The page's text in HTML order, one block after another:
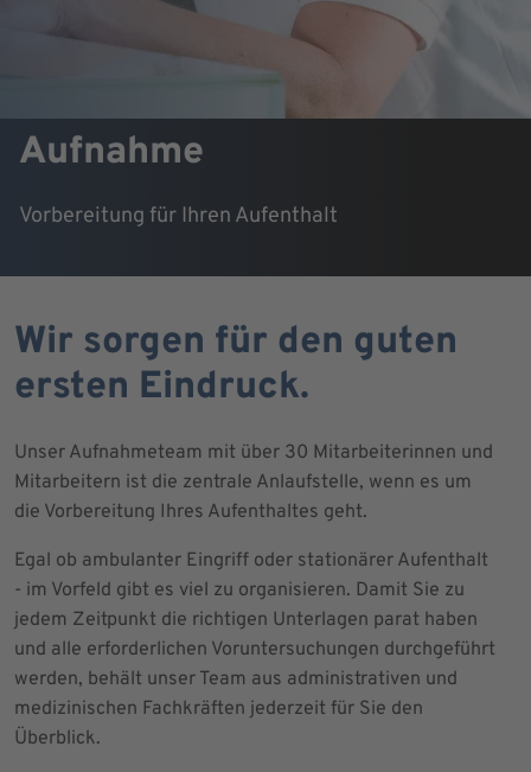
Aufnahme
Vorbereitung für Ihren Aufenthalt
Wir sorgen für den guten
ersten Eindruck.
Unser Aufnahmeteam mit über 30 Mitarbeiterinnen und
Mitarbeitern ist die zentrale Anlaufstelle, wenn es um
die Vorbereitung Ihres Aufenthaltes geht.
Egal ob ambulanter Eingriff oder stationärer Aufenthalt
- im Vorfeld gibt es viel zu organisieren. Damit Sie zu
jedem Zeitpunkt die richtigen Unterlagen parat haben
und alle erforderlichen Voruntersuchungen durchgeführt
werden, behält unser Team aus administrativen und
medizinischen Fachkräften jederzeit für Sie den
Überblick.